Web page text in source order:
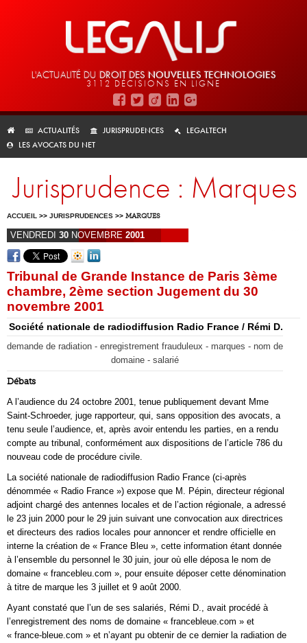
L'ACTUALITÉ DU DROIT DES NOUVELLES TECHNOLOGIES
3112 DÉCISIONS EN LIGNE
ACTUALITÉS JURISPRUDENCES
LEGALTECH
LES AVOCATS DU NET
Jurisprudence : Marques
ACCUEIL >> JURISPRUDENCES >> MARQUES
VENDREDI 30 NOVEMBRE 2001
Tribunal de Grande Instance de Paris 3ème
chambre, 2ème section Jugement du 30
novembre 2001
Société nationale de radiodiffusion Radio France / Rémi D.
demande de radiation - enregistrement frauduleux - marques - nom de
domaine - salarié
Débats
A l’audience du 24 octobre 2001, tenue publiquement devant Mme
Saint-Schroeder, juge rapporteur, qui, sans opposition des avocats, a
tenu seule l’audience, et, après avoir entendu les parties, en a rendu
compte au tribunal, conformément aux dispositions de l’article 786 du
nouveau code de procédure civile.
La société nationale de radiodiffusion Radio France (ci-après
dénommée « Radio France ») expose que M. Pépin, directeur régional
adjoint chargé des antennes locales et de l’action régionale, a adressé
le 23 juin 2000 pour le 29 juin suivant une convocation aux directrices
et directeurs des radios locales pour annoncer et rendre officielle en
interne la création de « France Bleu », cette information étant donnée
à l’ensemble du personnel le 30 juin, jour où elle déposa le nom de
domaine « francebleu.com », pour ensuite déposer cette dénomination
à titre de marque les 3 juillet et 9 août 2000.
Ayant constaté que l’un de ses salariés, Rémi D., avait procédé à
l’enregistrement des noms de domaine « francebleue.com » et
« france-bleue.com » et n’ayant pu obtenir de ce dernier la radiation de